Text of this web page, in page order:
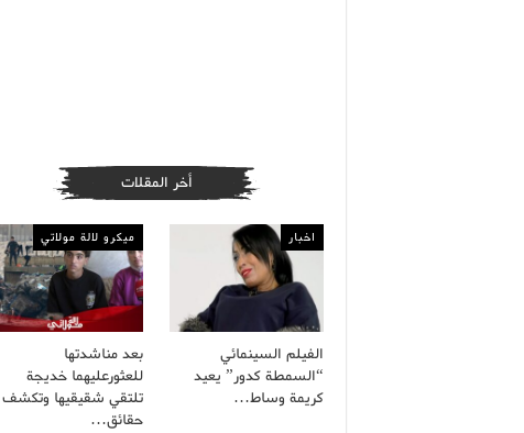
أخر المقلات
اخبار
الفيلم السينمائي
“السمطة كدور” يعيد
كريمة وساط…
ميكرو لالة مولاتي
بعد مناشدتها
للعثورعليهما خديجة
تلتقي شقيقيها وتكشف
حقائق…